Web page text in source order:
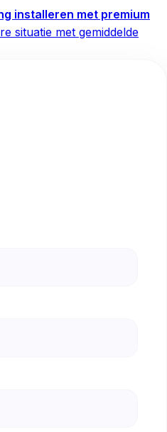
installeren met premium
situatie met gemiddelde